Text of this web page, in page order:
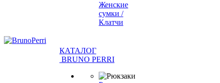
Женские
сумки /
Клатчи
КАТАЛОГ
BRUNO PERRI